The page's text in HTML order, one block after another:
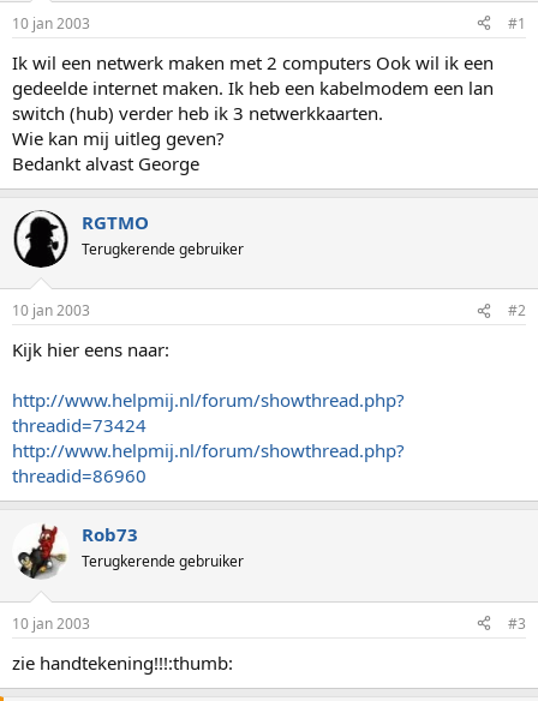
p
s
t
a
r
t
e
r
m
10 jan 2003 #1
Ik wil een netwerk maken met 2 computers Ook wil ik een
gedeelde internet maken. Ik heb een kabelmodem een lan
switch (hub) verder heb ik 3 netwerkkaarten.
Wie kan mij uitleg geven?
Bedankt alvast George
RGTMO
Terugkerende gebruiker
10 jan 2003 #2
Kijk hier eens naar:
http://www.helpmij.nl/forum/showthread.php?
threadid=73424
http://www.helpmij.nl/forum/showthread.php?
threadid=86960
Rob73
Terugkerende gebruiker
10 jan 2003 #3
zie handtekening!!!:thumb: